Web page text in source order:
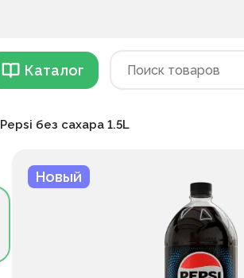
Каталог
Pepsi без сахара 1.5L
Новый